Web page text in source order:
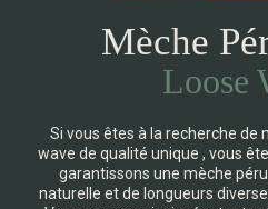
Mèche
Loose
Si vous êtes à la recherche de
wave de qualité unique , vous
garantissons une mèche
naturelle et de longueurs